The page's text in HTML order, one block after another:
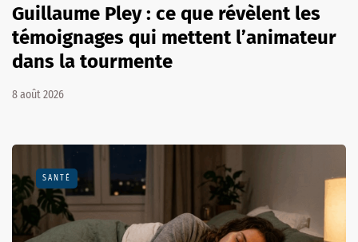
Guillaume Pley : ce que révèlent les
témoignages qui mettent l’animateur
dans la tourmente
8 août 2026
SANTÉ